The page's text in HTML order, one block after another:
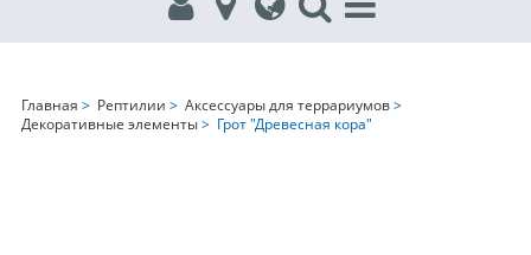
Главная > Рептилии > Аксессуары для террариумов>
Декоративные элементы> Грот "Древесная кора"